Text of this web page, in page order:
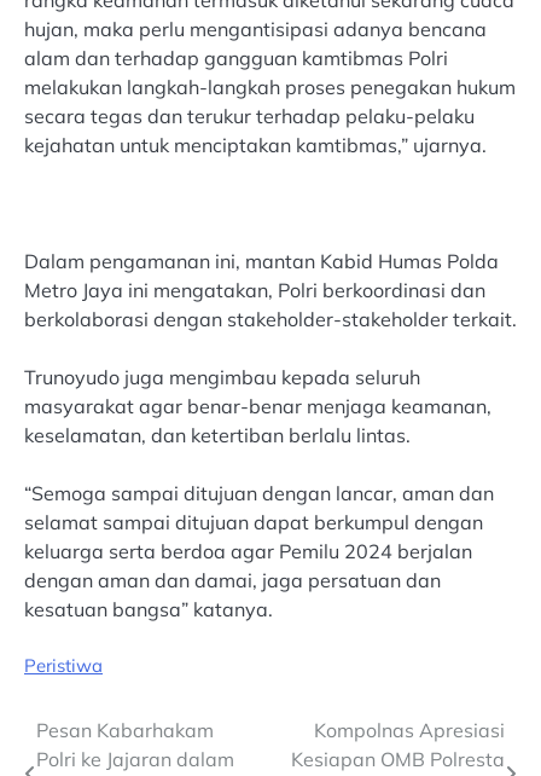
hujan, maka perlu mengantisipasi adanya bencana
alam dan terhadap gangguan kamtibmas Polri
melakukan langkah-langkah proses penegakan hukum
secara tegas dan terukur terhadap pelaku-pelaku
kejahatan untuk menciptakan kamtibmas,” ujarnya.
Dalam pengamanan ini, mantan Kabid Humas Polda
Metro Jaya ini mengatakan, Polri berkoordinasi dan
berkolaborasi dengan stakeholder-stakeholder terkait.
Trunoyudo juga mengimbau kepada seluruh
masyarakat agar benar-benar menjaga keamanan,
keselamatan, dan ketertiban berlalu lintas.
“Semoga sampai ditujuan dengan lancar, aman dan
selamat sampai ditujuan dapat berkumpul dengan
keluarga serta berdoa agar Pemilu 2024 berjalan
dengan aman dan damai, jaga persatuan dan
kesatuan bangsa” katanya.
Peristiwa
Post
Pesan Kabarhakam
Polri ke Jajaran dalam
Kompolnas Apresiasi
Kesiapan OMB Polresta